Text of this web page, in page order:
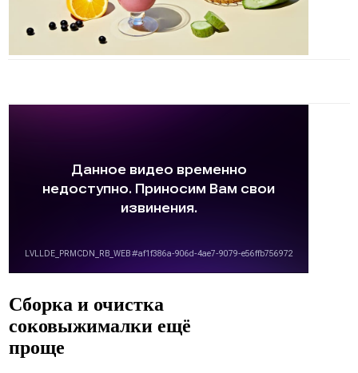
Сборка и очистка
соковыжималки ещё
проще